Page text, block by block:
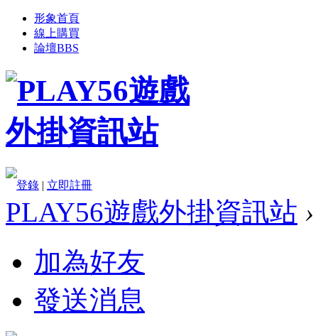
形象首頁
線上購買
論壇BBS
登錄 | 立即註冊
PLAY56遊戲外掛資訊站 ›
加為好友
發送消息